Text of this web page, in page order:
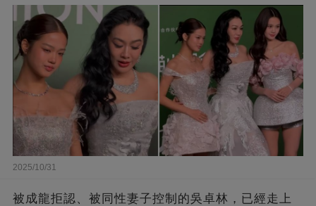
2025/10/31
被成龍拒認、被同性妻子控制的吳卓林，已經走上